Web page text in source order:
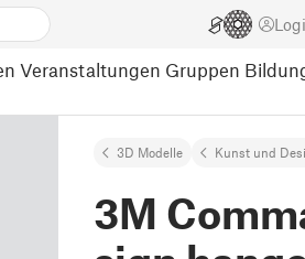
Veranstaltungen Gruppen
3D Modelle Kunst und
3M